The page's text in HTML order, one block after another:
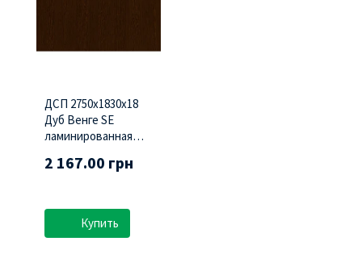
ДСП 2750х1830х18
Дуб Венге SE
ламинированная
2 167.00 грн
Купить